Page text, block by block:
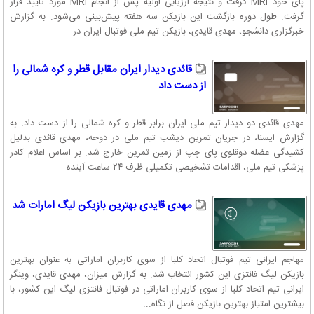
گرفت. طول دوره بازگشت این بازیکن سه هفته پیش‌بینی می‌شود. به گزارش
خبرگزاری دانشجو، مهدی قایدی، بازیکن تیم ملی فوتبال ایران در...
قائدی دیدار ایران مقابل قطر و کره شمالی را
از دست داد
مهدی قائدی دو دیدار تیم ملی ایران برابر قطر و کره شمالی را از دست داد. به
گزارش ایسنا،‌ در جریان تمرین دیشب تیم ملی در دوحه، مهدی قائدی بدلیل
کشیدگی عضله دوقلوی پای چپ از زمین تمرین خارج شد. بر اساس اعلام کادر
پزشکی تیم ملی، اقدامات تشخیصی تکمیلی ظرف ٢۴ ساعت آینده...
مهدی قایدی بهترین بازیکن لیگ امارات شد
مهاجم ایرانی تیم فوتبال اتحاد کلبا از سوی کاربران اماراتی به عنوان بهترین
بازیکن لیگ فانتزی این کشور انتخاب شد. به گزارش میزان، مهدی قایدی، وینگر
ایرانی تیم اتحاد کلبا از سوی کاربران اماراتی در فوتبال فانتزی لیگ این کشور، با
بیشترین امتیاز بهترین بازیکن فصل از نگاه...